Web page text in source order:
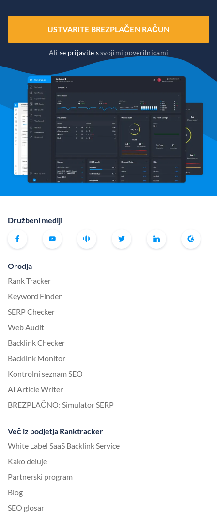
USTVARITE BREZPLAČEN RAČUN
Alise prijavite ssvojimi poverilnicami
Družbeni mediji
Orodja
Rank Tracker
Keyword Finder
SERP Checker
Web Audit
Backlink Checker
Backlink Monitor
Kontrolni seznam SEO
AI Article Writer
BREZPLAČNO: Simulator SERP
Več iz podjetja Ranktracker
White Label SaaS Backlink Service
Kako deluje
Partnerski program
Blog
SEO glosar